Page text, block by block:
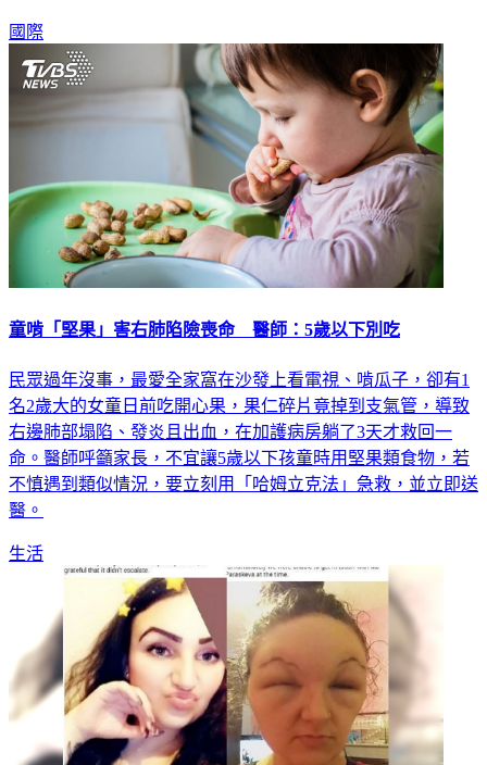
國際
童啃「堅果」害右肺陷險喪命 醫師：5歲以下別吃
民眾過年沒事，最愛全家窩在沙發上看電視、啃瓜子，卻有1
名2歲大的女童日前吃開心果，果仁碎片竟掉到支氣管，導致
右邊肺部塌陷、發炎且出血，在加護病房躺了3天才救回一
命。醫師呼籲家長，不宜讓5歲以下孩童時用堅果類食物，若
不慎遇到類似情況，要立刻用「哈姆立克法」急救，並立即送
醫。
生活